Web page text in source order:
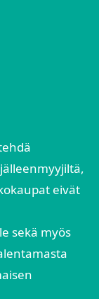
eivät
sekä myös